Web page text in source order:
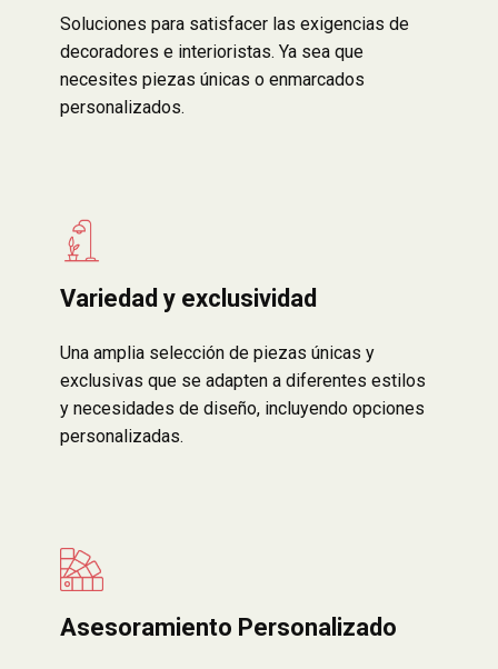
Soluciones para satisfacer las exigencias de
decoradores e interioristas. Ya sea que
necesites piezas únicas o enmarcados
personalizados.
Variedad y exclusividad
Una amplia selección de piezas únicas y
exclusivas que se adapten a diferentes estilos
y necesidades de diseño, incluyendo opciones
personalizadas.
Asesoramiento Personalizado